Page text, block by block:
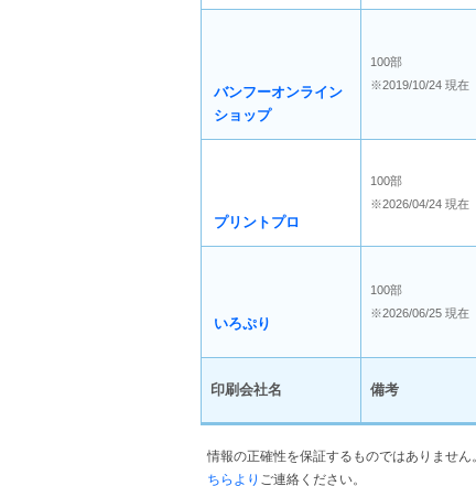
バンフーオンライン
ショップ
100部
※2019/10/24 現在
プリントプロ
100部
※2026/04/24 現在
いろぷり
100部
※2026/06/25 現在
印刷会社名 備考
情報の正確性を保証するものではありませ
ちらより ご連絡ください。